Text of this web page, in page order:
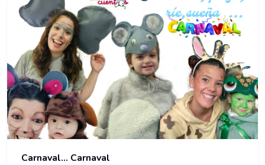
Carnaval... Carnaval